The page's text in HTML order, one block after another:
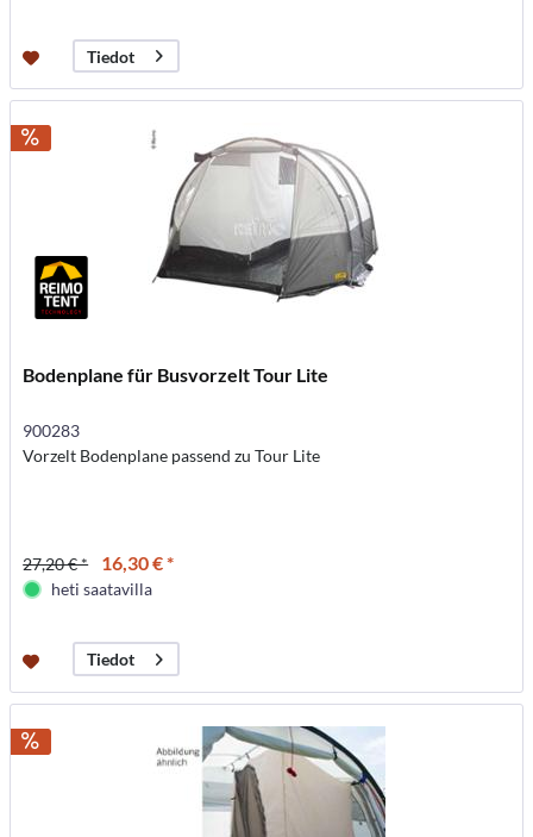
Tiedot
Bodenplane für Busvorzelt Tour Lite
900283
Vorzelt Bodenplane passend zu Tour Lite
27,20 € * 16,30 € *
heti saatavilla
Tiedot